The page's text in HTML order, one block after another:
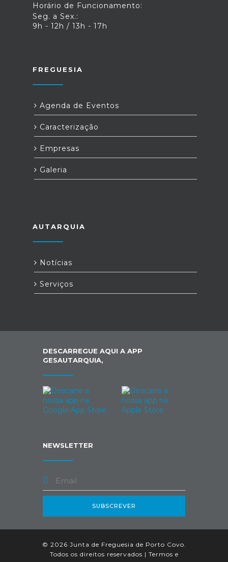
Horário de Funcionamento:
Seg. a Sex.:
9h - 12h / 13h - 17h
FREGUESIA
Agenda de Eventos
Caracterização
Empresas
Galeria
AUTARQUIA
Notícias
Serviços
DESCARREGUE AQUI A APP
GESAUTARQUIA,
NEWSLETTER
SUBSCREVER
© 2026 Junta de Freguesia de Porto Covo.
Todos os direitos reservados | Termos e